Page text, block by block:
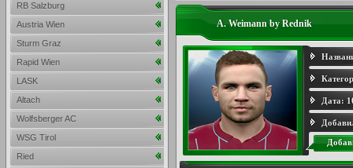
A. Weimann by Rednik
Дата:
RB Salzburg
Austria Wien
Sturm Graz
Rapid Wien
LASK
Altach
Wolfsberger AC
WSG Tirol
Ried